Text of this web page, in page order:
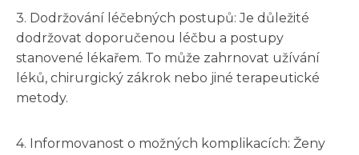
3. Dodržování léčebných postupů: Je důležité
dodržovat doporučenou léčbu a postupy
stanovené lékařem. To může zahrnovat užívání
léků, chirurgický zákrok nebo jiné terapeutické
metody.
4. Informovanost o možných komplikacích: Ženy